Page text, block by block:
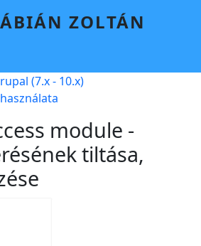
ZOLTÁN
(7.x - 10.x)
module -
tiltása,